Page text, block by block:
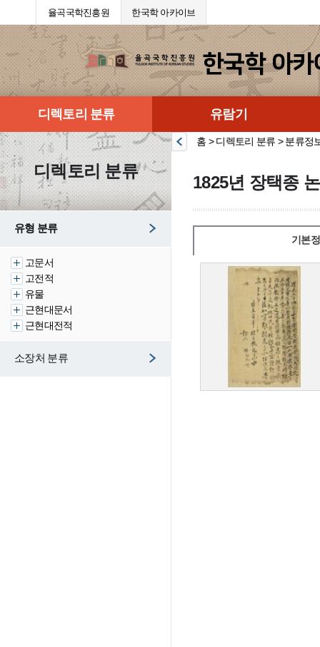
율곡국학진흥원 한국학 아카이브
디렉토리 분류 유람기
디렉토리 분류
유형 분류
고문서
고전적
유물
근현대문서
근현대전적
소장처 분류
홈 > 디렉토리 분류 > 분류정
1825년 장택종
기본